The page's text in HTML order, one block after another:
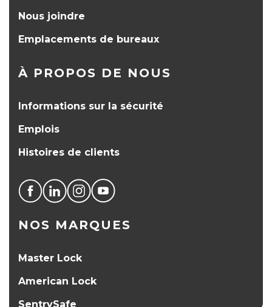
Nous joindre
Emplacements de bureaux
À PROPOS DE NOUS
Informations sur la sécurité
Emplois
Histoires de clients
NOS MARQUES
Master Lock
American Lock
SentrySafe